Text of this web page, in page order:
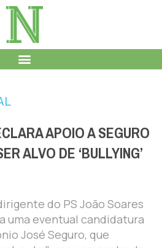
APOIO A SEGURO
ALVO DE ‘BULLYING’
do PS João Soares
uma eventual candidatura
José Seguro, que